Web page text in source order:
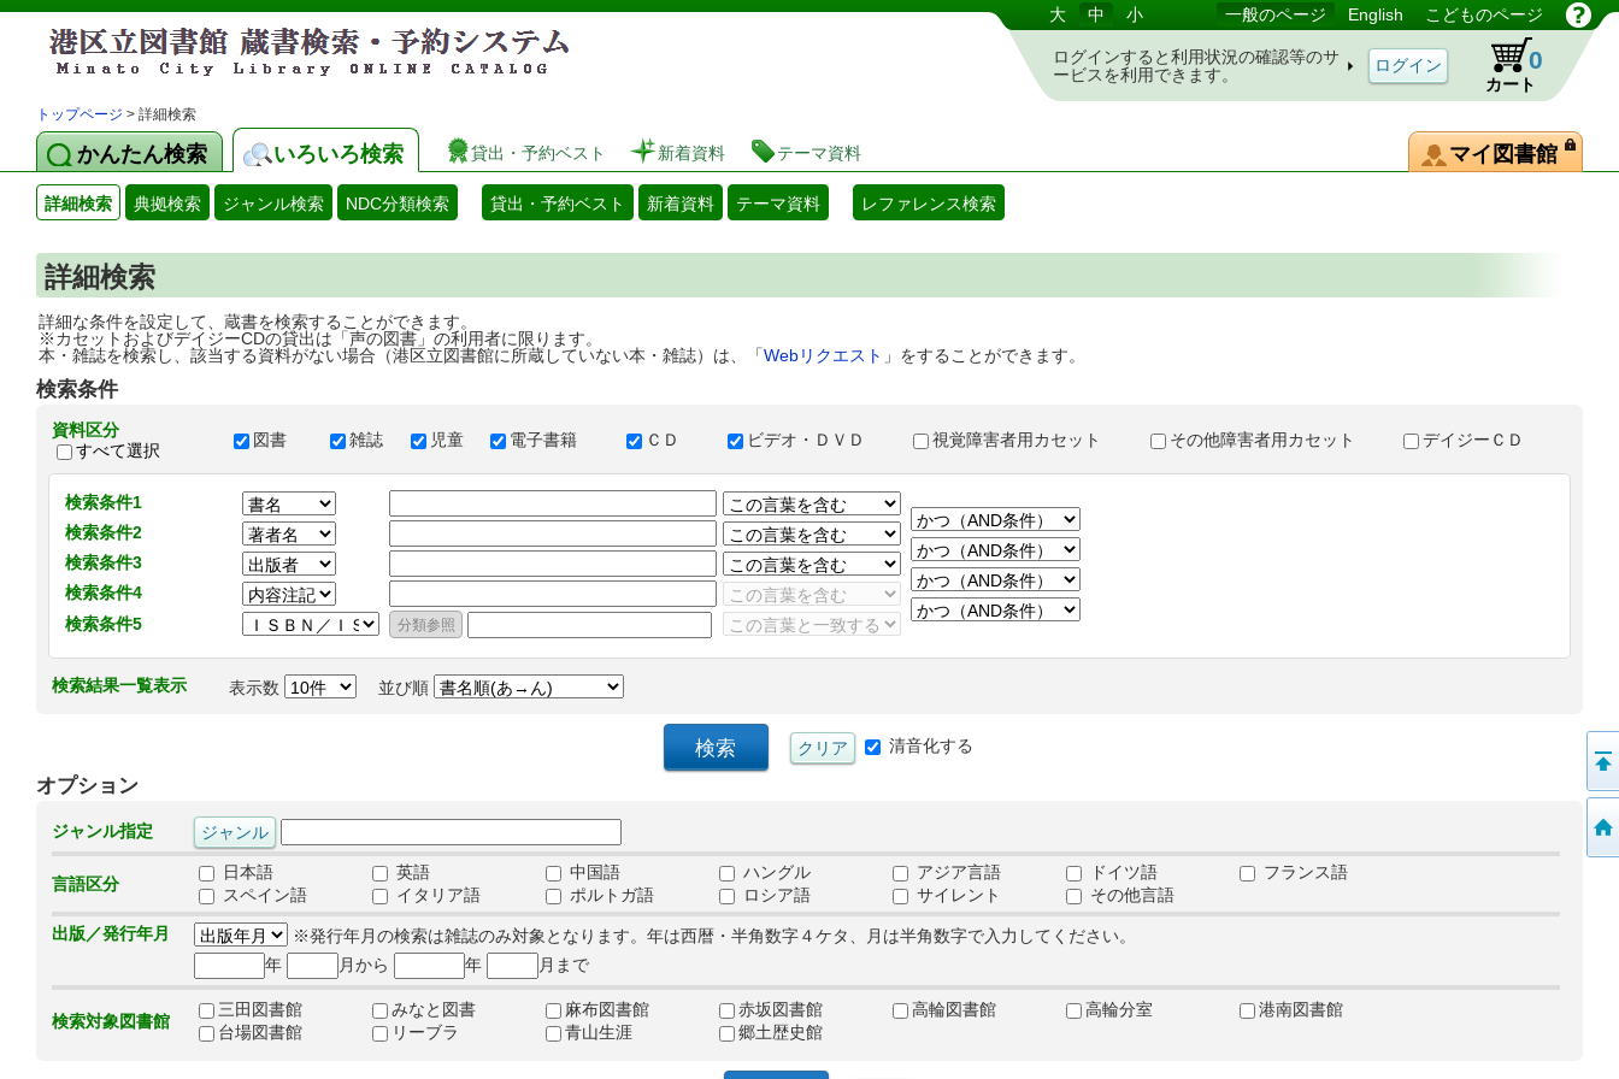
港区立図書館 蔵書検索・予約システム 大 中 小 一般のページ English こどものページ
ログインすると利用状況の確認等のサ
ービスを利用できます。
カート
0
トップページ > 詳細検索
かんたん検索 いろいろ検索 貸出・予約ベスト 新着資料 テーマ資料 マイ図書館
詳細検索 典拠検索 ジャンル検索 NDC分類検索 貸出・予約ベスト 新着資料 テーマ資料 レファレンス検索
詳細検索
詳細な条件を設定して、蔵書を検索することができます。
※カセットおよびデイジーCDの貸出は「声の図書」の利用者に限ります。
本・雑誌を検索し、該当する資料がない場合（港区立図書館に所蔵していない本・雑誌）は、「Webリクエスト 」をすることができます。
検索条件
資料区分
すべて選択
図書 雑誌 児童 電子書籍 ＣＤ ビデオ・ＤＶＤ 視覚障害者用カセット その他障害者用カセット デイジーＣＤ
検索条件1
検索条件2
検索条件3
検索条件4
検索条件5
検索結果一覧表示 表示数 並び順
清音化する
オプション
ジャンル指定
言語区分
日本語 英語 中国語 ハングル アジア言語 ドイツ語
フランス語
スペイン語
イタリア語 ポルトガ語 ロシア語 サイレント
その他言語
出版／発行年月
※発行年月の検索は雑誌のみ対象となります。年は西暦・半角数字４ケタ、月は半角数字で入力してください。
年
月から 年 月まで
検索対象図書館
三田図書館 みなと図書 麻布図書館 赤坂図書館 高輪図書館 高輪分室
港南図書館
台場図書館
リーブラ 青山生涯 郷土歴史館